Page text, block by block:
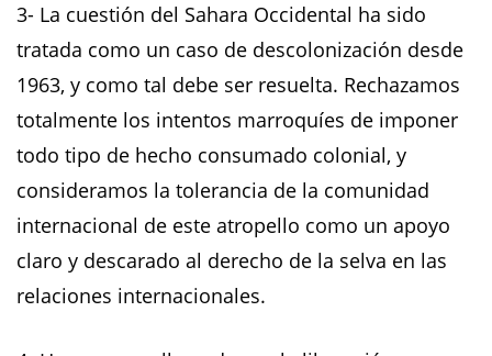
3- La cuestión del Sahara Occidental ha sido
tratada como un caso de descolonización desde
1963, y como tal debe ser resuelta. Rechazamos
totalmente los intentos marroquíes de imponer
todo tipo de hecho consumado colonial, y
consideramos la tolerancia de la comunidad
internacional de este atropello como un apoyo
claro y descarado al derecho de la selva en las
relaciones internacionales.